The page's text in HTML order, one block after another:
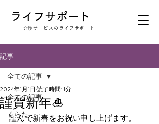
​ライフサポート
​介護サービスのライフサポート
記事
全ての記事
くらた
全ての記事
謹賀新年🎍
2024年1月1日 読了時間: 1分
謹んで新春をお祝い申し上げます。